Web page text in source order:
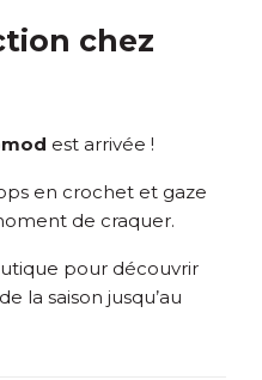
chez
est arrivée !
en crochet et gaze
de craquer.
pour découvrir
la saison jusqu’au